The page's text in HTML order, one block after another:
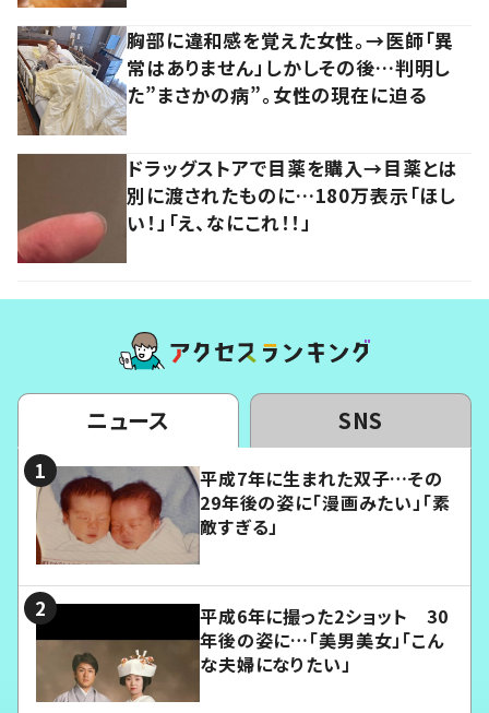
胸部に違和感を覚えた女性。→医師「異
常はありません」しかしその後…判明し
た”まさかの病”。女性の現在に迫る
ドラッグストアで目薬を購入→目薬とは
別に渡されたものに…180万表示「ほし
い！」「え、なにこれ！！」
ニュース SNS
平成7年に生まれた双子…その
29年後の姿に「漫画みたい」「素
敵すぎる」
平成6年に撮った2ショット 30
年後の姿に…「美男美女」「こん
な夫婦になりたい」